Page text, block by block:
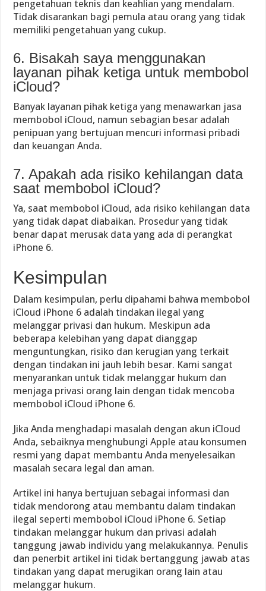
pengetahuan teknis dan keahlian yang mendalam.
Tidak disarankan bagi pemula atau orang yang tidak
memiliki pengetahuan yang cukup.
6. Bisakah saya menggunakan
layanan pihak ketiga untuk membobol
iCloud?
Banyak layanan pihak ketiga yang menawarkan jasa
membobol iCloud, namun sebagian besar adalah
penipuan yang bertujuan mencuri informasi pribadi
dan keuangan Anda.
7. Apakah ada risiko kehilangan data
saat membobol iCloud?
Ya, saat membobol iCloud, ada risiko kehilangan data
yang tidak dapat diabaikan. Prosedur yang tidak
benar dapat merusak data yang ada di perangkat
iPhone 6.
Kesimpulan
Dalam kesimpulan, perlu dipahami bahwa membobol
iCloud iPhone 6 adalah tindakan ilegal yang
melanggar privasi dan hukum. Meskipun ada
beberapa kelebihan yang dapat dianggap
menguntungkan, risiko dan kerugian yang terkait
dengan tindakan ini jauh lebih besar. Kami sangat
menyarankan untuk tidak melanggar hukum dan
menjaga privasi orang lain dengan tidak mencoba
membobol iCloud iPhone 6.
Jika Anda menghadapi masalah dengan akun iCloud
Anda, sebaiknya menghubungi Apple atau konsumen
resmi yang dapat membantu Anda menyelesaikan
masalah secara legal dan aman.
Artikel ini hanya bertujuan sebagai informasi dan
tidak mendorong atau membantu dalam tindakan
ilegal seperti membobol iCloud iPhone 6. Setiap
tindakan melanggar hukum dan privasi adalah
tanggung jawab individu yang melakukannya. Penulis
dan penerbit artikel ini tidak bertanggung jawab atas
tindakan yang dapat merugikan orang lain atau
melanggar hukum.